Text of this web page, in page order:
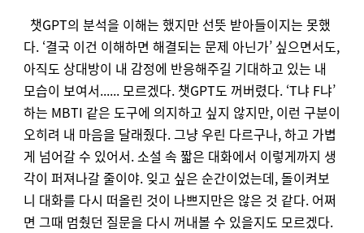
챗GPT의 분석을 이해는 했지만 선뜻 받아들이지는 못했
다. ‘결국 이건 이해하면 해결되는 문제 아닌가’ 싶으면서도,
아직도 상대방이 내 감정에 반응해주길 기대하고 있는 내
모습이 보여서...... 모르겠다. 챗GPT도 꺼버렸다. ‘T냐 F냐’
하는 MBTI 같은 도구에 의지하고 싶지 않지만, 이런 구분이
오히려 내 마음을 달래줬다. 그냥 우린 다르구나, 하고 가볍
게 넘어갈 수 있어서. 소설 속 짧은 대화에서 이렇게까지 생
각이 퍼져나갈 줄이야. 잊고 싶은 순간이었는데, 돌이켜보
니 대화를 다시 떠올린 것이 나쁘지만은 않은 것 같다. 어쩌
면 그때 멈췄던 질문을 다시 꺼내볼 수 있을지도 모르겠다.